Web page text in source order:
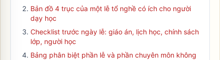
Bản đồ 4 trục của một lễ tổ nghề có ích cho người
dạy học
Checklist trước ngày lễ: giáo án, lịch học, chính sách
lớp, người học
Bảng phân biệt phần lễ và phần chuyên môn không